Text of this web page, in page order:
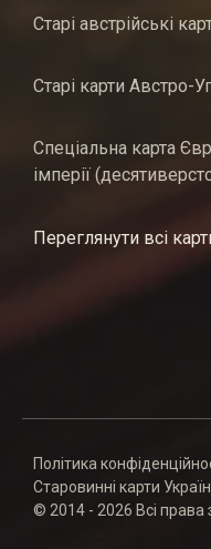
Старі австрійські
Старі карти Австро-
Спеціальна карта
імперії
Переглянути всі
Політика
Старовинні карти
© 2014 - 2026 Всі права